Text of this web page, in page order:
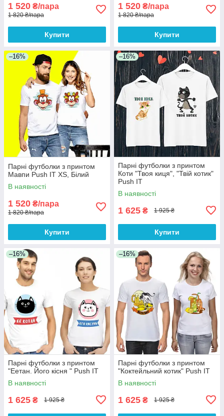
1 520 ₴/пара
1 820 ₴/пара
Купити
1 520 ₴/пара
1 820 ₴/пара
Купити
–16%
Парні футболки з принтом
Мавпи Push IT XS, Білий
В наявності
1 520 ₴/пара
1 820 ₴/пара
Купити
–16%
Парні футболки з принтом
Коти "Твоя киця", "Твій котик"
Push IT
В наявності
1 625 ₴ 1 925 ₴
Купити
–16%
Парні футболки з принтом
"Еетан. Його кісня " Push IT
В наявності
1 625 ₴ 1 925 ₴
–16%
Парні футболки з принтом
"Коктейльний котик" Push IT
В наявності
1 625 ₴ 1 925 ₴